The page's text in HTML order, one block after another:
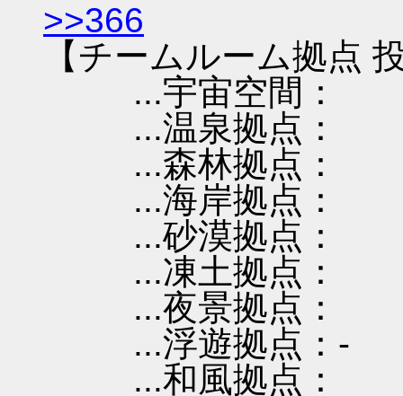
>>366
【チームルーム拠点
...宇宙空間：
...温泉拠点：
...森林拠点：
...海岸拠点：
...砂漠拠点：
...凍土拠点：
...夜景拠点：
...浮遊拠点：-
...和風拠点：